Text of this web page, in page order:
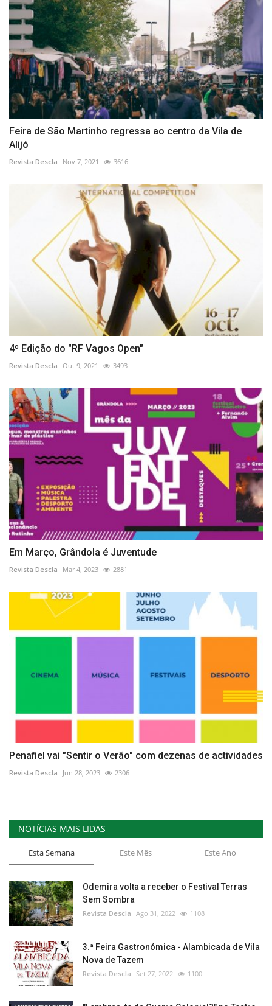
Feira de São Martinho regressa ao centro da Vila de
Alijó
Revista Descla Nov 7, 2021 3616
4º Edição do "RF Vagos Open"
Revista Descla Out 9, 2021 3493
Em Março, Grândola é Juventude
Revista Descla Mar 4, 2023 2881
Penafiel vai "Sentir o Verão" com dezenas de actividades
Revista Descla Jun 28, 2023 2306
NOTÍCIAS MAIS LIDAS
Esta Semana Este Mês Este Ano
Odemira volta a receber o Festival Terras
Sem Sombra
Revista Descla Ago 31, 2022 1108
3.ª Feira Gastronómica - Alambicada de Vila
Nova de Tazem
Revista Descla Set 27, 2022 1100